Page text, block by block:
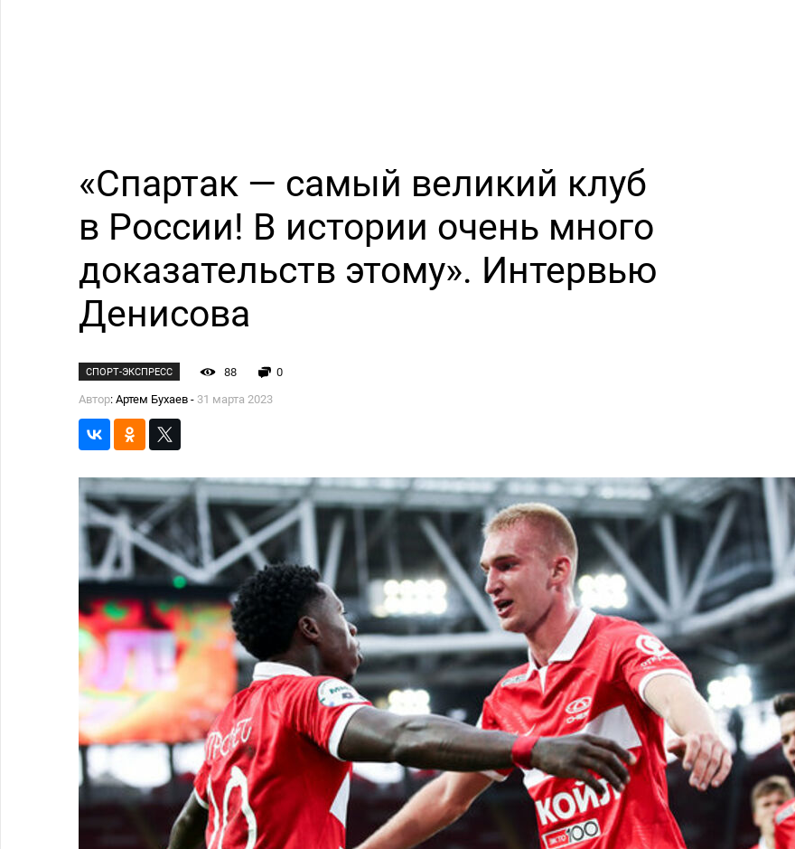
«Спартак — самый великий клуб
в России! В истории очень много
доказательств этому». Интервью
Денисова
СПОРТ-ЭКСПРЕСС 88
0
Автор: Артем Бухаев - 31 марта 2023